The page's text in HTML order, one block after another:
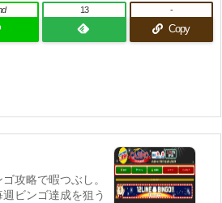
13
Copy
-
攻略で暇つぶし。
週ビンゴ達成を狙う